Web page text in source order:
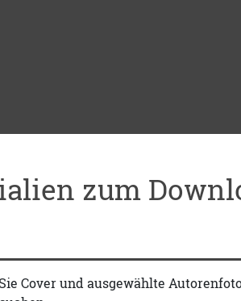
zum
Cover und ausgewählte